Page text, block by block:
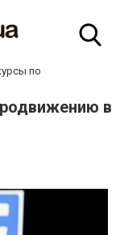
по
в